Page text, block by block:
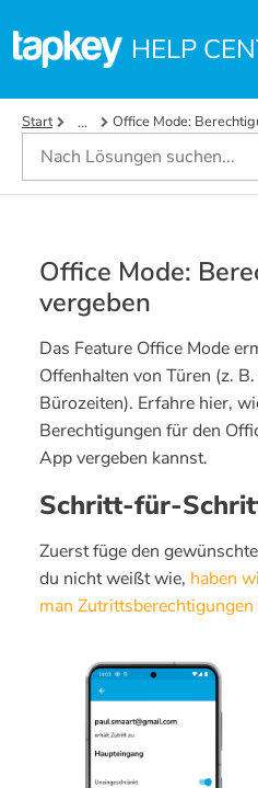
HELP
Start ... Office Mode:
Office Mode:
vergeben
Das Feature Office Mode
Offenhalten von Türen (z.
Bürozeiten). Erfahre hier,
Berechtigungen für den
App vergeben kannst.
Schritt-für-
Zuerst füge den
du nicht weißt wie, haben
man